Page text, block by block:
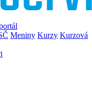
Meniny Kurzy Kurzová